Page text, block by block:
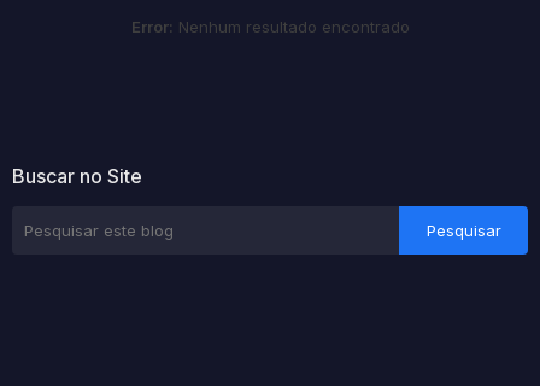
Error: Nenhum resultado encontrado
Buscar no Site